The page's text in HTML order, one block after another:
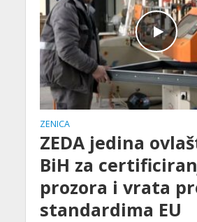
ZENICA
ZEDA jedina
BiH za
prozora i vrata
standardima EU